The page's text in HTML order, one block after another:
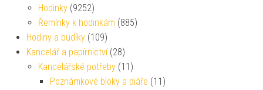
Hodinky (9252)
Řemínky k hodinkám (885)
Hodiny a budíky (109)
Kancelář a papírnictví (28)
Kancelářské potřeby (11)
Poznámkové bloky a diáře (11)